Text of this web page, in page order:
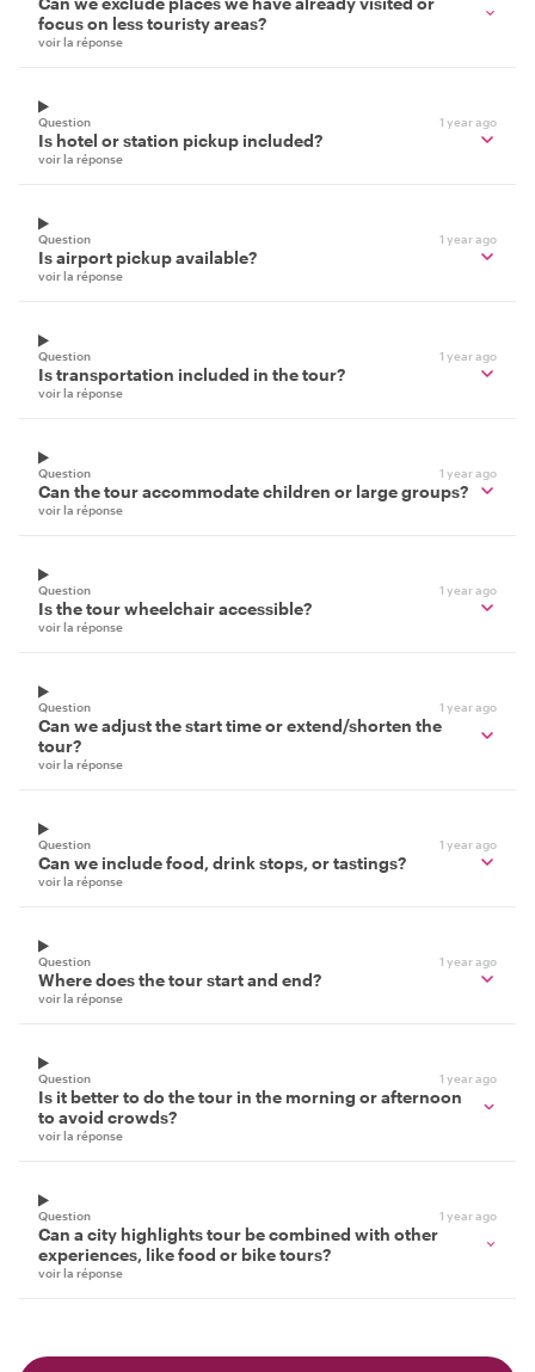
focus on less touristy areas?
voir la réponse
Question 1 year ago
Is hotel or station pickup included?
voir la réponse
Question 1 year ago
Is airport pickup available?
voir la réponse
Question 1 year ago
Is transportation included in the tour?
voir la réponse
Question 1 year ago
Can the tour accommodate children or large groups?
voir la réponse
Question 1 year ago
Is the tour wheelchair accessible?
voir la réponse
Question 1 year ago
Can we adjust the start time or extend/shorten the
tour?
voir la réponse
Question 1 year ago
Can we include food, drink stops, or tastings?
voir la réponse
Question 1 year ago
Where does the tour start and end?
voir la réponse
Question 1 year ago
Is it better to do the tour in the morning or afternoon
to avoid crowds?
voir la réponse
Question 1 year ago
Can a city highlights tour be combined with other
experiences, like food or bike tours?
voir la réponse